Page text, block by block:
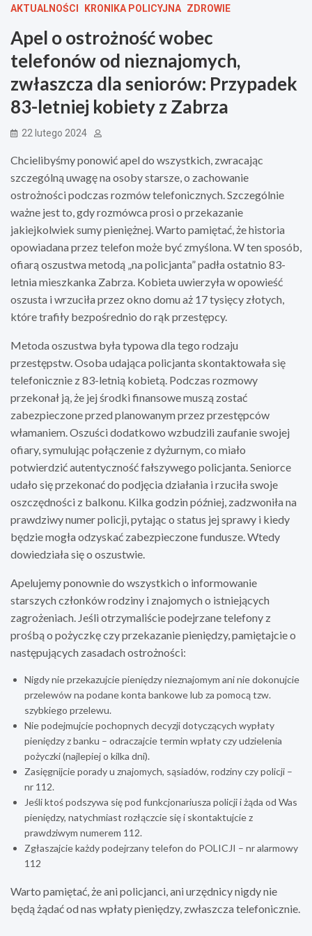
AKTUALNOŚCI KRONIKA POLICYJNA ZDROWIE
Apel o ostrożność wobec
telefonów od nieznajomych,
zwłaszcza dla seniorów: Przypadek
83-letniej kobiety z Zabrza
22 lutego 2024
Chcielibyśmy ponowić apel do wszystkich, zwracając
szczególną uwagę na osoby starsze, o zachowanie
ostrożności podczas rozmów telefonicznych. Szczególnie
ważne jest to, gdy rozmówca prosi o przekazanie
jakiejkolwiek sumy pieniężnej. Warto pamiętać, że historia
opowiadana przez telefon może być zmyślona. W ten sposób,
ofiarą oszustwa metodą „na policjanta” padła ostatnio 83-
letnia mieszkanka Zabrza. Kobieta uwierzyła w opowieść
oszusta i wrzuciła przez okno domu aż 17 tysięcy złotych,
które trafiły bezpośrednio do rąk przestępcy.
Metoda oszustwa była typowa dla tego rodzaju
przestępstw. Osoba udająca policjanta skontaktowała się
telefonicznie z 83-letnią kobietą. Podczas rozmowy
przekonał ją, że jej środki finansowe muszą zostać
zabezpieczone przed planowanym przez przestępców
włamaniem. Oszuści dodatkowo wzbudzili zaufanie swojej
ofiary, symulując połączenie z dyżurnym, co miało
potwierdzić autentyczność fałszywego policjanta. Seniorce
udało się przekonać do podjęcia działania i rzuciła swoje
oszczędności z balkonu. Kilka godzin później, zadzwoniła na
prawdziwy numer policji, pytając o status jej sprawy i kiedy
będzie mogła odzyskać zabezpieczone fundusze. Wtedy
dowiedziała się o oszustwie.
Apelujemy ponownie do wszystkich o informowanie
starszych członków rodziny i znajomych o istniejących
zagrożeniach. Jeśli otrzymaliście podejrzane telefony z
prośbą o pożyczkę czy przekazanie pieniędzy, pamiętajcie o
następujących zasadach ostrożności:
Nigdy nie przekazujcie pieniędzy nieznajomym ani nie dokonujcie
przelewów na podane konta bankowe lub za pomocą tzw.
szybkiego przelewu.
Nie podejmujcie pochopnych decyzji dotyczących wypłaty
pieniędzy z banku – odraczajcie termin wpłaty czy udzielenia
pożyczki (najlepiej o kilka dni).
Zasięgnijcie porady u znajomych, sąsiadów, rodziny czy policji –
nr 112.
Jeśli ktoś podszywa się pod funkcjonariusza policji i żąda od Was
pieniędzy, natychmiast rozłączcie się i skontaktujcie z
prawdziwym numerem 112.
Zgłaszajcie każdy podejrzany telefon do POLICJI – nr alarmowy
112
Warto pamiętać, że ani policjanci, ani urzędnicy nigdy nie
będą żądać od nas wpłaty pieniędzy, zwłaszcza telefonicznie.